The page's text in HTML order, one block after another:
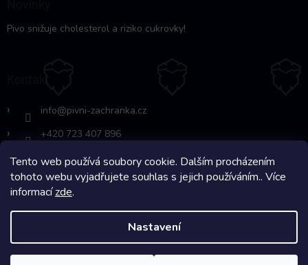
Tento web používá soubory cookie. Dalším procházením
tohoto webu vyjadřujete souhlas s jejich používáním.. Více
informacízde.
Nastavení
Pivo snižuje cholesterol a riziko cukrovky!
info@pivni-zachranka.cz
+420 723 407 896
https://www.facebook.com/www.fb.co
m/pivnipohotovost
Pivní Záchranka. Všechna práva vyhrazena.